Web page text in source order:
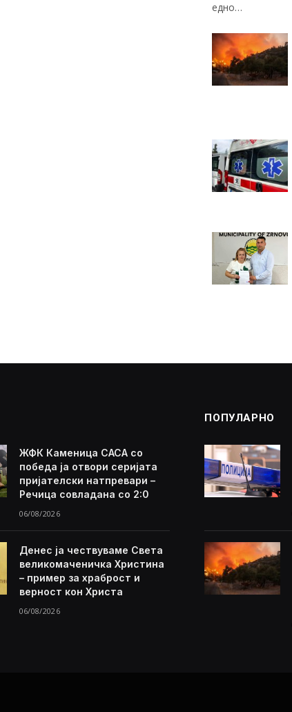
едно…
ЖФК Каменица САСА со
победа ја отвори серијата
пријателски натпревари –
Речица совладана со 2:0
06/08/2026
Денес ја чествуваме Света
великомаченичка Христина
– пример за храброст и
верност кон Христа
06/08/2026
ПОПУЛАРНО